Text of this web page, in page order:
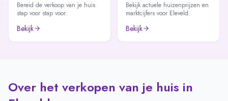
Bereid de verkoop van je huis
stap voor stap voor.
Bekijk
Bekijk actuele huizenprijzen en
marktcijfers voor Eleveld.
Bekijk
Over het verkopen van je huis in